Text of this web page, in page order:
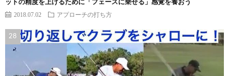
ットの精度を上げるために「フェースに乗せる」感覚を養おう
2018.07.02 アプローチの打ち方